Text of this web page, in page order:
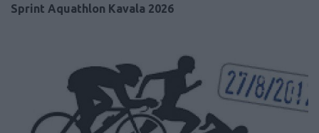
Sprint Aquathlon Kavala 2026